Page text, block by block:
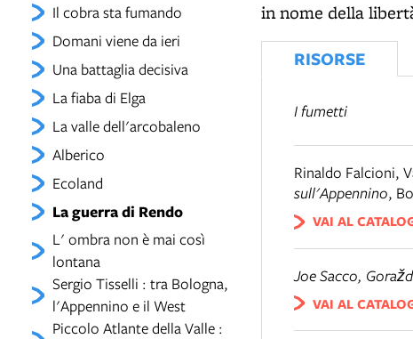
Il cobra sta fumando
Domani viene da ieri
Una battaglia decisiva
La fiaba di Elga
La valle dell'arcobaleno
Alberico
Ecoland
La guerra di Rendo
L' ombra non è mai così
lontana
Sergio Tisselli : tra Bologna,
l'Appennino e il West
Piccolo Atlante della Valle :
in nome della
RISORSE
I fumetti
Rinaldo Falcioni,
sull'Appennino,
VAI AL
Joe Sacco,
VAI AL